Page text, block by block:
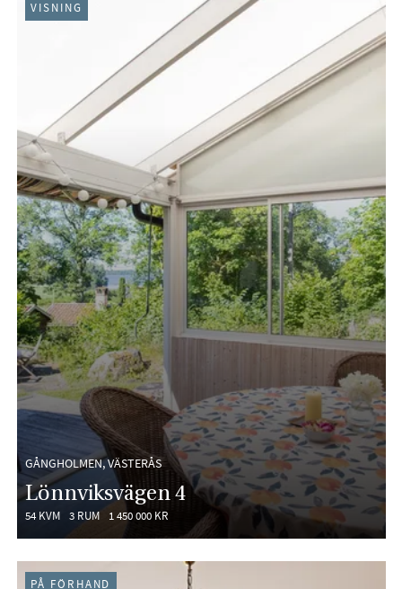
GÅNGHOLMEN, VÄSTERÅS
Lönnviksvägen 4
54 KVM 3 RUM 1 450 000 KR
VISNING
PÅ FÖRHAND